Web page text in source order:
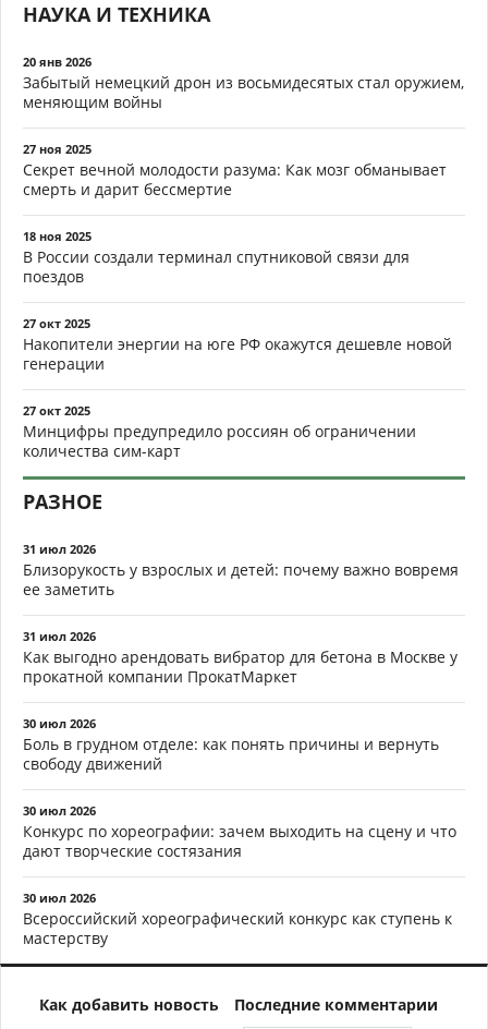
НАУКА И ТЕХНИКА
20 янв 2026
Забытый немецкий дрон из восьмидесятых стал оружием,
меняющим войны
27 ноя 2025
Секрет вечной молодости разума: Как мозг обманывает
смерть и дарит бессмертие
18 ноя 2025
В России создали терминал спутниковой связи для
поездов
27 окт 2025
Накопители энергии на юге РФ окажутся дешевле новой
генерации
27 окт 2025
Минцифры предупредило россиян об ограничении
количества сим-карт
РАЗНОЕ
31 июл 2026
Близорукость у взрослых и детей: почему важно вовремя
ее заметить
31 июл 2026
Как выгодно арендовать вибратор для бетона в Москве у
прокатной компании ПрокатМаркет
30 июл 2026
Боль в грудном отделе: как понять причины и вернуть
свободу движений
30 июл 2026
Конкурс по хореографии: зачем выходить на сцену и что
дают творческие состязания
30 июл 2026
Всероссийский хореографический конкурс как ступень к
мастерству
Как добавить новость
Последние комментарии